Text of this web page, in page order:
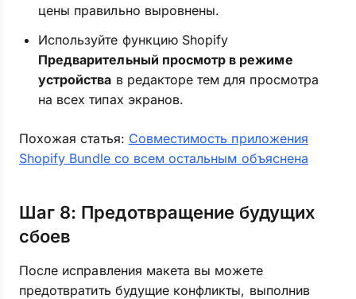
цены правильно выровнены.
Используйте функцию Shopify
Предварительный просмотр в режиме
устройства в редакторе тем для просмотра
на всех типах экранов.
Похожая статья: Совместимость приложения
Shopify Bundle со всем остальным объяснена
Шаг 8: Предотвращение будущих
сбоев
После исправления макета вы можете
предотвратить будущие конфликты, выполнив